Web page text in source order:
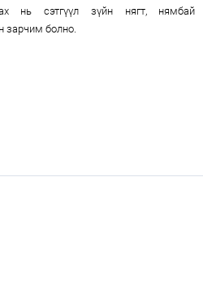
спорт
бус төрөл
нь сэтгүүл зүйн нягт, нямбай
зарчим болно.